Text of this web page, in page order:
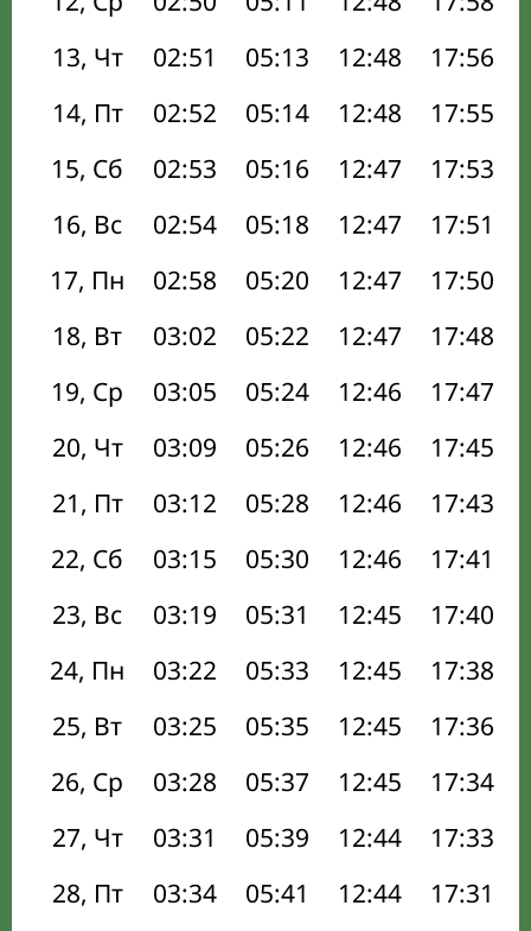
13, Чт
02:51 05:13 12:48 17:56
14, Пт
02:52 05:14 12:48 17:55
15, Сб
02:53 05:16 12:47 17:53
16, Вс
02:54 05:18 12:47 17:51
17, Пн
02:58 05:20 12:47 17:50
18, Вт
03:02 05:22 12:47 17:48
19, Ср
03:05 05:24 12:46 17:47
20, Чт
03:09 05:26 12:46 17:45
21, Пт
03:12 05:28 12:46 17:43
22, Сб
03:15 05:30 12:46 17:41
23, Вс
03:19 05:31 12:45 17:40
24, Пн
03:22 05:33 12:45 17:38
25, Вт
03:25 05:35 12:45 17:36
26, Ср
03:28 05:37 12:45 17:34
27, Чт
03:31 05:39 12:44 17:33
28, Пт
03:34 05:41 12:44 17:31